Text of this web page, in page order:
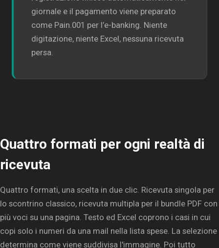
giornale e il pagamento viene preparato
come Pain.001 per l’e-banking. Niente
digitazione, niente Excel, nessuna ricevuta
persa.
Quattro formati per ogni realtà di
ricevuta
Quattro formati, una scelta in due clic. Ricevuta singola per
lo scontrino classico, ricevuta multipla per il bundle PDF con
più voci su una pagina. Testo ed Excel coprono i casi in cui
copi solo i numeri da una mail nella lista spese. La selezione
determina come viene suddivisa l'immagine. Poi tutto